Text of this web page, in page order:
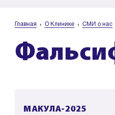
Главная О Клинике СМИ о нас
МАКУЛА-2025